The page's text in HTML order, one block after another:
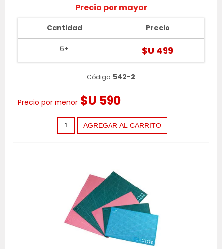
Precio por mayor
Cantidad
6+
Precio
$U 499
Código: 542-2
Precio por menor $U 590